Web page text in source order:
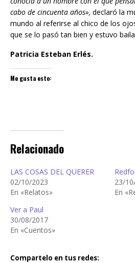
cabo de cincuenta años», declaró la
mundo al referirse al chico de los
que se lo pasó tan bien y estuvo
Patricia Esteban Erlés.
Me gusta esto:
Relacionado
LAS COSAS DEL QUERER
02/10/2023
En «Relatos»
23/
En
Ver a Paul
30/08/2017
En «Cuentos»
Compartelo en tus redes: